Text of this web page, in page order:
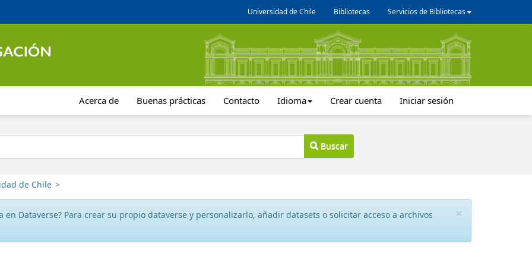
Universidad de Chile Bibliotecas Servicios de Bibliotecas
Acerca de Buenas prácticas Contacto Idioma Crear cuenta Iniciar sesión
Buscar
de Chile >
×
en Dataverse? Para crear su propio dataverse y personalizarlo, añadir datasets o solicitar acceso a archivos